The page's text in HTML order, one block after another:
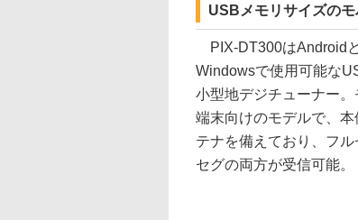
USBメモリサイズの
PIX-DT300はAndroidと
Windowsで使用可能な
小型地デジチューナー。
端末向けのモデルで、本
テナを備えており、フル
セグの両方が受信可能。